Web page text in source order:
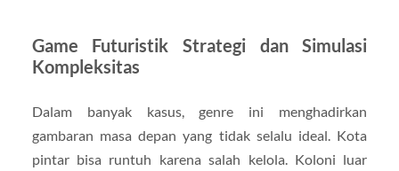
Game Futuristik Strategi dan Simulasi
Kompleksitas
Dalam banyak kasus, genre ini menghadirkan
gambaran masa depan yang tidak selalu ideal. Kota
pintar bisa runtuh karena salah kelola. Koloni luar